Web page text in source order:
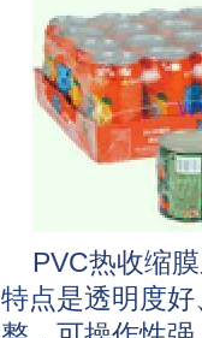
PVC热收缩
特点是透明度